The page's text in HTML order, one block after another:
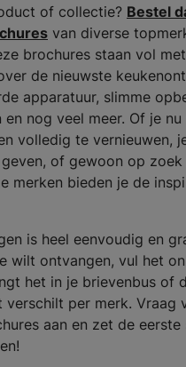
of collectie? Bestel
van diverse
brochures staan vol
de nieuwste
apparatuur, slimme
en nog veel meer. Of je
volledig te vernieuwen,
of gewoon op
merken bieden je de
is heel eenvoudig en
wilt ontvangen, vul het
het in je brievenbus of
verschilt per merk. Vraag
aan en zet de